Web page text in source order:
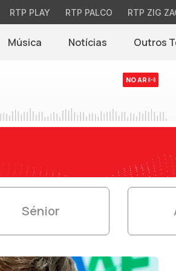
RTP PLAY RTP PALCO RTP ZIG
Música Notícias(abre em nova
Outros
NO AR
Sénior